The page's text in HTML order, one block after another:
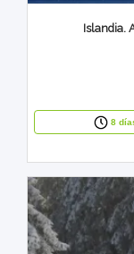
Islandia.
8